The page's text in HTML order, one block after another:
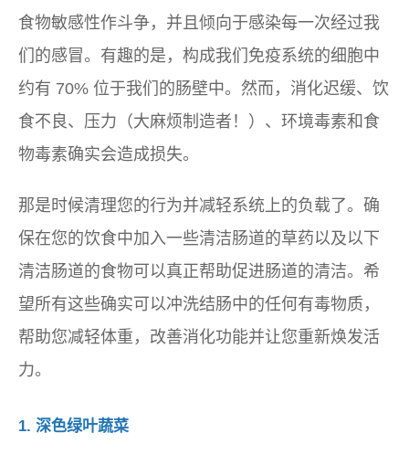
食物敏感性作斗争，并且倾向于感染每一次经过我
们的感冒。有趣的是，构成我们免疫系统的细胞中
约有 70% 位于我们的肠壁中。然而，消化迟缓、饮
食不良、压力（大麻烦制造者！）、环境毒素和食
物毒素确实会造成损失。
那是时候清理您的行为并减轻系统上的负载了。确
保在您的饮食中加入一些清洁肠道的草药以及以下
清洁肠道的食物可以真正帮助促进肠道的清洁。希
望所有这些确实可以冲洗结肠中的任何有毒物质，
帮助您减轻体重，改善消化功能并让您重新焕发活
力。
1. 深色绿叶蔬菜